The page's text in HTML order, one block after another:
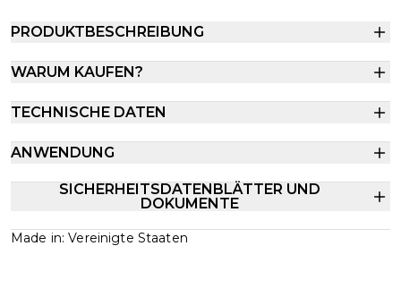
PRODUKTBESCHREIBUNG
WARUM KAUFEN?
TECHNISCHE DATEN
ANWENDUNG
SICHERHEITSDATENBLÄTTER UND
DOKUMENTE
Made in: Vereinigte Staaten